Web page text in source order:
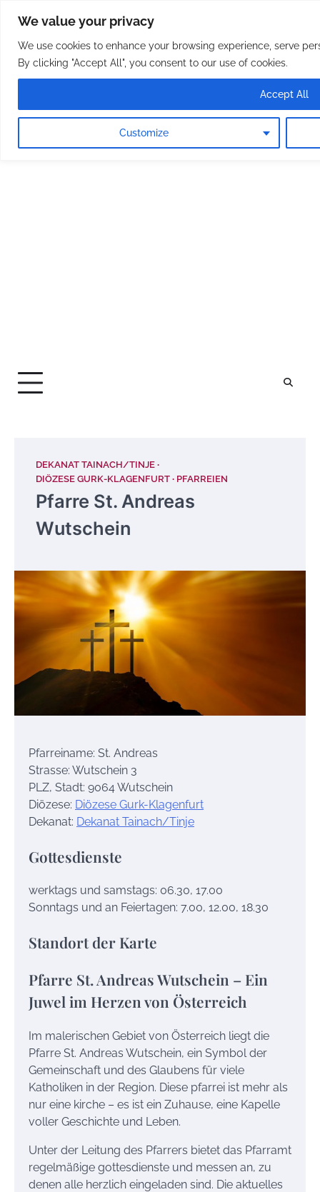
We value your privacy
We use cookies to enhance your browsing experience, serve
By clicking "Accept All", you consent to our use of cookies.
Customize
Accept All
content
Osterreichische Pfarreie
DEKANAT TAINACH/TINJE
DIÖZESE GURK-KLAGENFURT
PFARREIEN
Pfarre St. Andreas
Wutschein
Pfarreiname: St. Andreas
Strasse: Wutschein 3
PLZ, Stadt: 9064 Wutschein
Diözese: Diözese Gurk-Klagenfurt
Dekanat: Dekanat Tainach/Tinje
Gottesdienste
werktags und samstags: 06.30, 17.00
Sonntags und an Feiertagen: 7.00, 12.00, 18.30
Standort der Karte
Pfarre St. Andreas Wutschein – Ein
Juwel im Herzen von Österreich
Im malerischen Gebiet von Österreich liegt die
Pfarre St. Andreas Wutschein, ein Symbol der
Gemeinschaft und des Glaubens für viele
Katholiken in der Region. Diese pfarrei ist mehr als
nur eine kirche – es ist ein Zuhause, eine Kapelle
voller Geschichte und Leben.
Unter der Leitung des Pfarrers bietet das Pfarramt
regelmäßige gottesdienste und messen an, zu
denen alle herzlich eingeladen sind. Die aktuelles